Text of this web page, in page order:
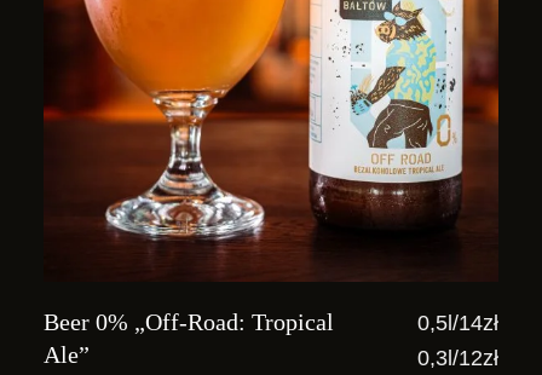
Beer 0% „Off-Road: Tropical
Ale”
0,5l/14zł
0,3l/12zł